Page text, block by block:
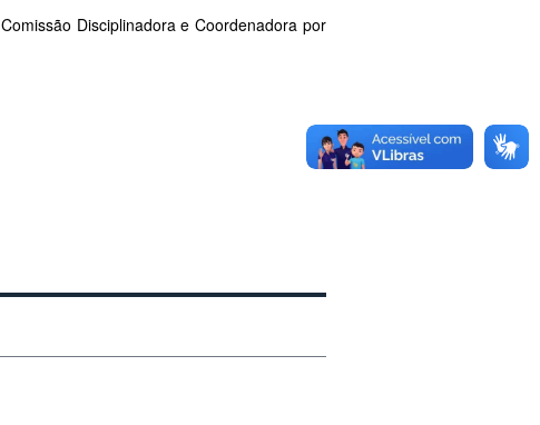
Disciplinadora e Coordenadora por